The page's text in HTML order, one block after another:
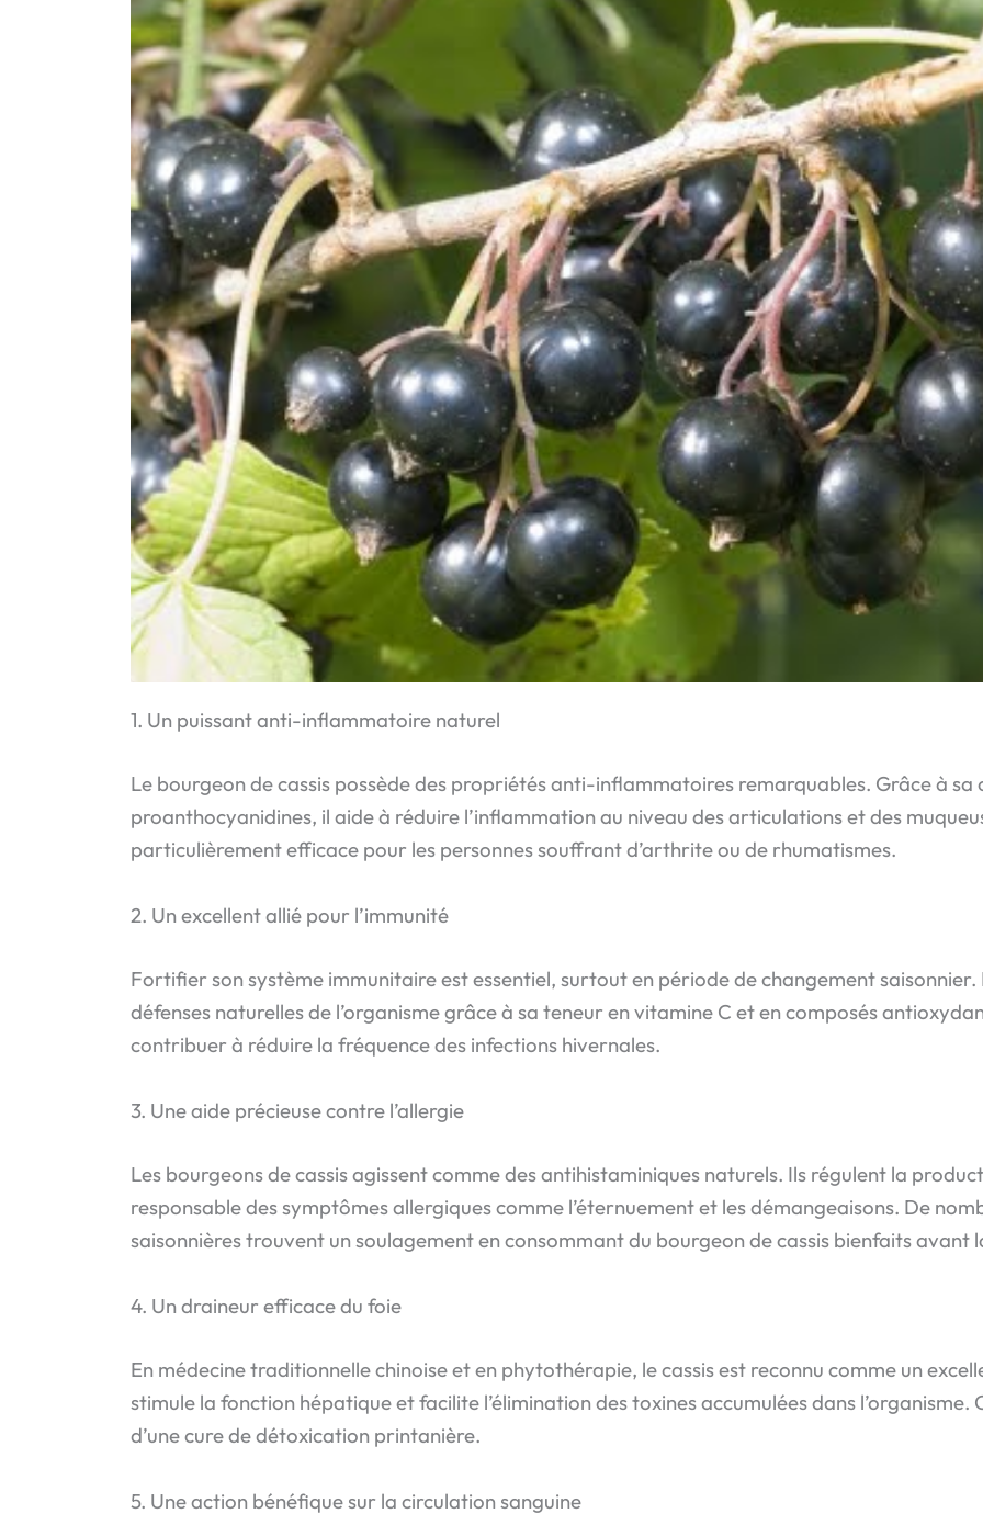
1. Un puissant anti-inflammatoire naturel
Le bourgeon de cassis possède des propriétés anti-inflammatoires remarquables. Grâce à
proanthocyanidines, il aide à réduire l’inflammation au niveau des articulations et des
particulièrement efficace pour les personnes souffrant d’arthrite ou de rhumatismes.
2. Un excellent allié pour l’immunité
Fortifier son système immunitaire est essentiel, surtout en période de changement saisonnier.
défenses naturelles de l’organisme grâce à sa teneur en vitamine C et en composés
contribuer à réduire la fréquence des infections hivernales.
3. Une aide précieuse contre l’allergie
Les bourgeons de cassis agissent comme des antihistaminiques naturels. Ils régulent la
responsable des symptômes allergiques comme l’éternuement et les démangeaisons. De
saisonnières trouvent un soulagement en consommant du bourgeon de cassis bienfaits avant
4. Un draineur efficace du foie
En médecine traditionnelle chinoise et en phytothérapie, le cassis est reconnu comme un
stimule la fonction hépatique et facilite l’élimination des toxines accumulées dans l’organisme.
d’une cure de détoxication printanière.
5. Une action bénéfique sur la circulation sanguine